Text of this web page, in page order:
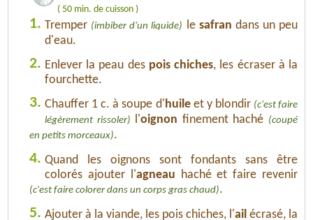
( 50 min. de cuisson )
1. Tremper (imbiber d'un liquide) le safran dans un peu
d'eau.
2. Enlever la peau des pois chiches, les écraser à la
fourchette.
3. Chauffer 1 c. à soupe d' huileet y blondir (c'est faire
légèrement rissoler)
l'oignon finement haché (coupé
en petits morceaux).
4. Quand les oignons sont fondants sans être
colorés ajouter l'agneau haché et faire revenir
(c'est faire colorer dans un corps gras chaud).
5. Ajouter à la viande, les pois chiches, l'ail écrasé, la